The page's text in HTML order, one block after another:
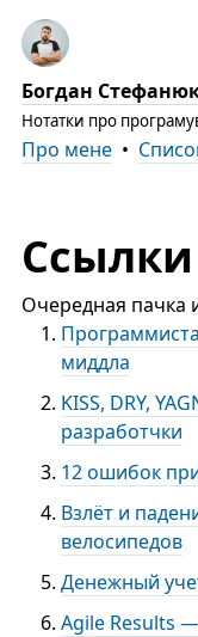
Богдан
Нотатки про
Про мене•
Ссылки
Очередная пачка
миддла
KISS, DRY,
разработчки
12 ошибок
Взлёт и
велосипедов
Денежный
Agile Results